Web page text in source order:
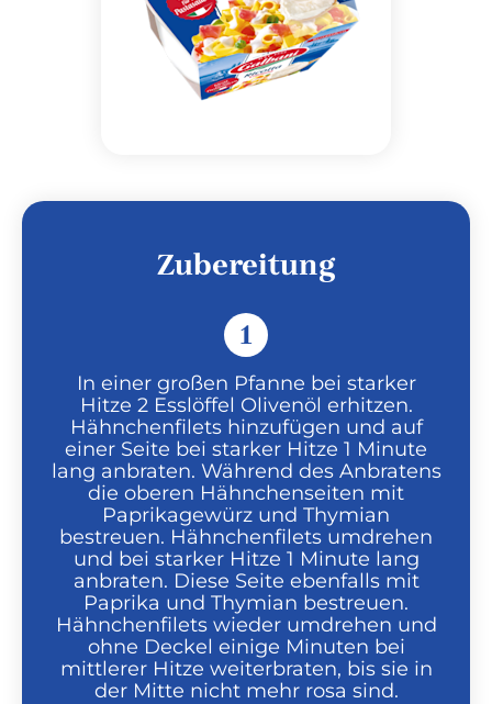
Zubereitung
1
In einer großen Pfanne bei starker
Hitze 2 Esslöffel Olivenöl erhitzen.
Hähnchenfilets hinzufügen und auf
einer Seite bei starker Hitze 1 Minute
lang anbraten. Während des Anbratens
die oberen Hähnchenseiten mit
Paprikagewürz und Thymian
bestreuen. Hähnchenfilets umdrehen
und bei starker Hitze 1 Minute lang
anbraten. Diese Seite ebenfalls mit
Paprika und Thymian bestreuen.
Hähnchenfilets wieder umdrehen und
ohne Deckel einige Minuten bei
mittlerer Hitze weiterbraten, bis sie in
der Mitte nicht mehr rosa sind.